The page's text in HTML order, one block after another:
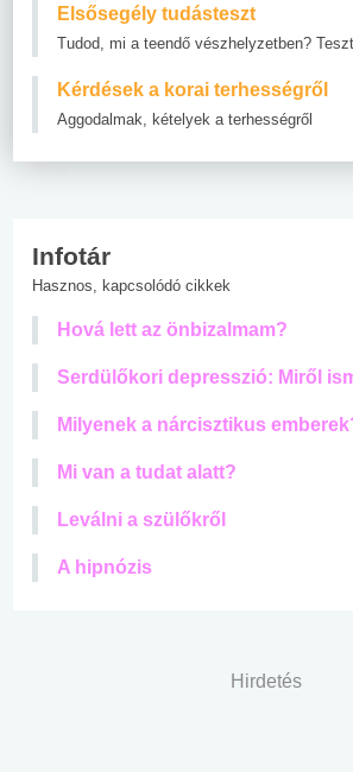
Elsősegély tudásteszt
Tudod, mi a teendő vészhelyzetben?
Kérdések a korai terhességről
Aggodalmak, kételyek a terhességről
Infotár
Hasznos, kapcsolódó cikkek
Hová lett az önbizalmam?
Serdülőkori depresszió: Miről
Milyenek a nárcisztikus
Mi van a tudat alatt?
Leválni a szülőkről
A hipnózis
Hirdetés